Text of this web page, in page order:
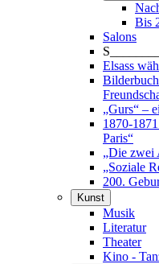
Bis
Salons
Elsass
„Gurs“ –
1870-
Paris“
„Die zwei
„Soziale
200.
Kunst
Musik
Literatur
Theater
Kino -